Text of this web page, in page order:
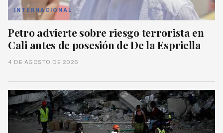
INTERNACIONAL
Petro advierte sobre riesgo terrorista en
Cali antes de posesión de De la Espriella
4 DE AGOSTO DE 2026